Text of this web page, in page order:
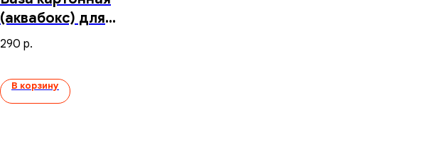
(аквабокс) для
транспортировки
букета
290 р.
В корзину